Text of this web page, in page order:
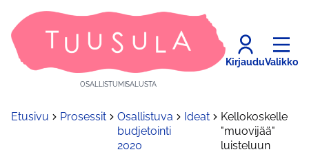
OSALLISTUMISALUSTA
KirjauduValikko
Etusivu Prosessit
Osallistuva
budjetointi
2020
Ideat
Kellokoskelle
"muovijää"
luisteluun